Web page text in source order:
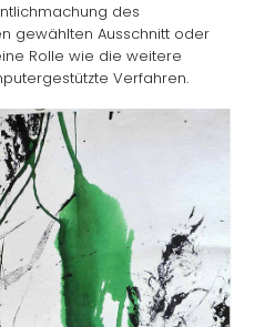
des
gewählten Ausschnitt oder
Rolle wie die weitere
Verfahren.